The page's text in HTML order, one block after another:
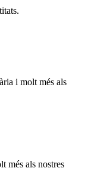
i molt més als
més als nostres